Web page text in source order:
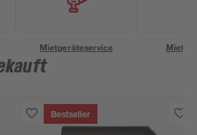
Mietgeräteservice
Bestseller